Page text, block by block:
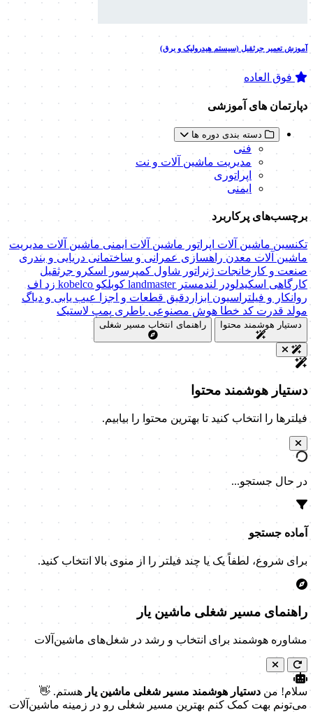
آموزش تعمیر جرثقیل (سیستم هیدرولیک و برق)
فوق العاده
دپارتمان های آموزشی
دسته بندی دوره ها
مدیریت ماشین آلات و نت
اپراتوری
ایمنی
برچسب‌های پرکاربرد
تکنسین ماشین آلات
ماشین آلات معدن راهسازی عمرانی و ساختمانی
دریایی و بندری
صنعت و کارخانجات
ژنراتور شاول کمپرسور اسکرو
جرثقیل
کارگاهی
اسکیدلودر لندمستر landmaster کوبلکو kobelco
زد اف
مولد قدرتکد خطا
دستیار هوشمند محتوا
فیلترها را انتخاب کنید تا بهترین محتوا را بیابیم.
در حال جستجو...